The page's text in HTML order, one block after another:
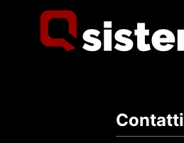
Contatti